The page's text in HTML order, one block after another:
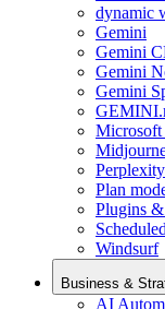
dynamic
Gemini
Gemini
Gemini
Gemini
Perplexity
Plan
Plugins
Windsurf
Business &
AI